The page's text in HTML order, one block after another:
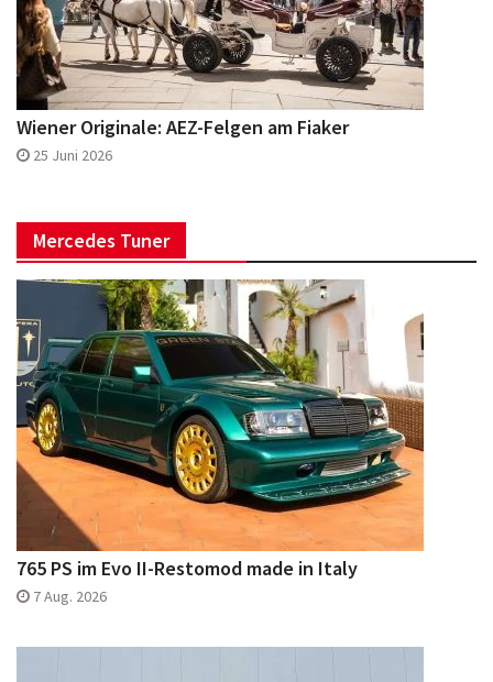
Wiener Originale: AEZ-Felgen am Fiaker
25 Juni 2026
Mercedes Tuner
765 PS im Evo II-Restomod made in Italy
7 Aug. 2026